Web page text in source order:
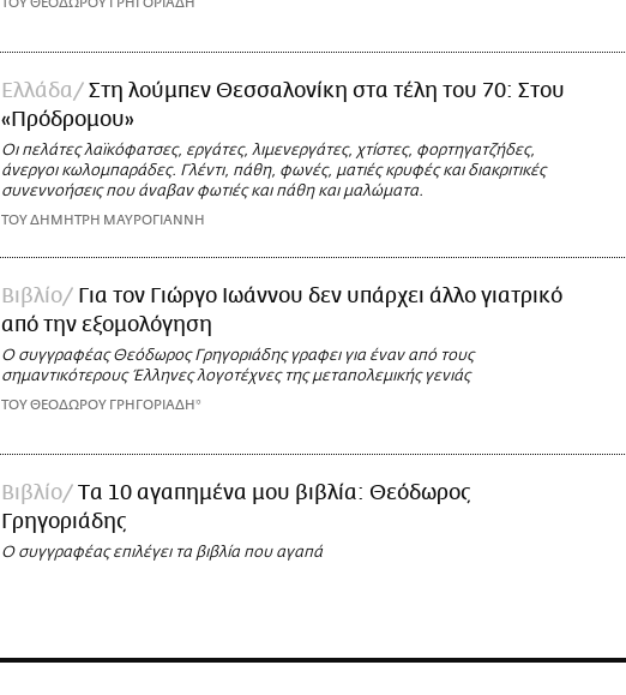
ΤΟΥ ΘΕΟΔΩΡΟΥ ΓΡΗΓΟΡΙΑΔΗ
Ελλάδα
Στη λούμπεν Θεσσαλονίκη στα τέλη του 70: Στου
«Πρόδρομου»
Οι πελάτες λαϊκόφατσες, εργάτες, λιμενεργάτες, χτίστες, φορτηγατζήδες,
άνεργοι κωλομπαράδες. Γλέντι, πάθη, φωνές, ματιές κρυφές και διακριτικές
συνεννοήσεις που άναβαν φωτιές και πάθη και μαλώματα.
TOY ΔΗΜΗΤΡΗ ΜΑΥΡΟΓΙΑΝΝΗ
Βιβλίο
Για τον Γιώργο Ιωάννου δεν υπάρχει άλλο γιατρικό
από την εξομολόγηση
Ο συγγραφέας Θεόδωρος Γρηγοριάδης γραφει για έναν από τους
σημαντικότερους Έλληνες λογοτέχνες της μεταπολεμικής γενιάς
ΤΟΥ ΘΕΟΔΩΡΟΥ ΓΡΗΓΟΡΙΑΔΗ*
Βιβλίο
Tα 10 αγαπημένα μου βιβλία: Θεόδωρος
Γρηγοριάδης
Ο συγγραφέας επιλέγει τα βιβλία που αγαπά